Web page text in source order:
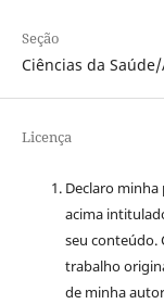
Seção
Ciências da
Licença
Declaro
acima
seu conteúdo.
trabalho
de minha